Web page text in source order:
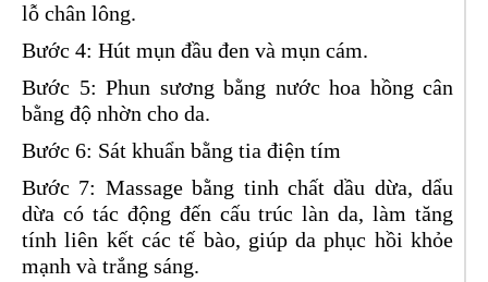
lỗ chân lông.
Bước 4: Hút mụn đầu đen và mụn cám.
Bước 5: Phun sương bằng nước hoa hồng cân
bằng độ nhờn cho da.
Bước 6: Sát khuẩn bằng tia điện tím
Bước 7: Massage bằng tinh chất dầu dừa, dẩu
dừa có tác động đến cấu trúc làn da, làm tăng
tính liên kết các tế bào, giúp da phục hồi khỏe
mạnh và trắng sáng.